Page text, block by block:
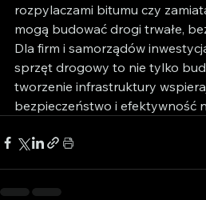
rozpylaczami bitumu czy
mogą budować drogi trwałe,
Dla firm i samorządów
sprzęt drogowy to nie tylko
tworzenie infrastruktury
bezpieczeństwo i efektywność